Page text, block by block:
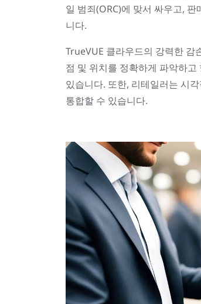
일 범죄(ORC)에 맞서 싸우고,
니다.
TrueVUE 클라우드의 강력한 감
점 및 위치를 정확하게 파악하
있습니다. 또한, 리테일러는 시
통합할 수 있습니다.